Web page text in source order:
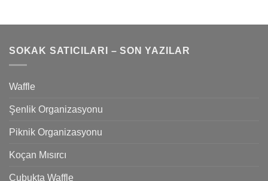
SOKAK SATICILARI – SON YAZILAR
Waffle
Şenlik Organizasyonu
Piknik Organizasyonu
Koçan Mısırcı
Çubukta Waffle